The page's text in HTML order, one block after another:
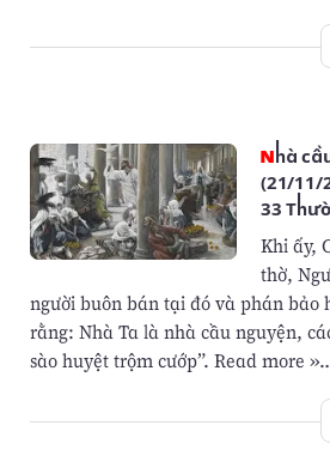
Nhà cầu nguyện
(21/11/
33
Khi ấy,
thờ,
người buôn bán tại đó và phán bảo
rằng: Nhà Ta là nhà cầu nguyện,
sào huyệt trộm cướp”. Read more